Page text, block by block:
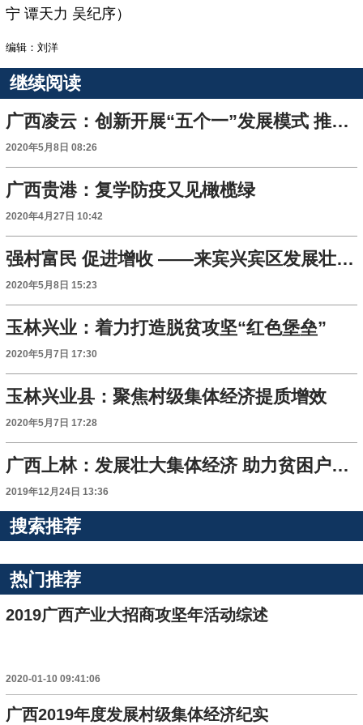
宁 谭天力 吴纪序）
编辑：刘洋
继续阅读
广西凌云：创新开展“五个一”发展模式 推动村级集体经济多元发展
2020年5月8日 08:26
广西贵港：复学防疫又见橄榄绿
2020年4月27日 10:42
强村富民 促进增收 ——来宾兴宾区发展壮大村级集体经济记
2020年5月8日 15:23
玉林兴业：着力打造脱贫攻坚“红色堡垒”
2020年5月7日 17:30
玉林兴业县：聚焦村级集体经济提质增效
2020年5月7日 17:28
广西上林：发展壮大集体经济 助力贫困户脱贫摘帽
2019年12月24日 13:36
搜索推荐
热门推荐
2019广西产业大招商攻坚年活动综述
2020-01-10 09:41:06
广西2019年度发展村级集体经济纪实